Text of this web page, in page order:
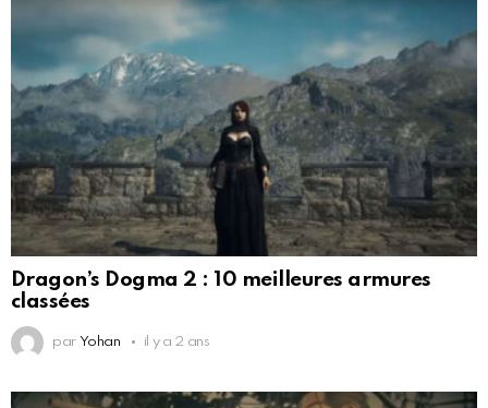
Dragon’s Dogma 2 : 10 meilleures armures
classées
par Yohan il y a 2 ans